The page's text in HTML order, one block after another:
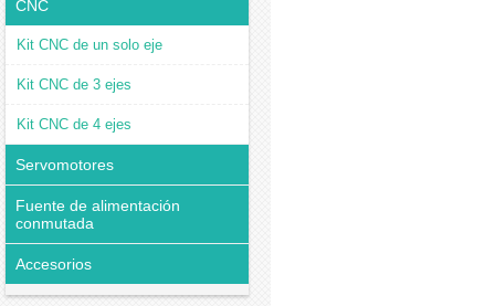
CNC
Kit CNC de un solo eje
Kit CNC de 3 ejes
Kit CNC de 4 ejes
Servomotores
Fuente de alimentación
conmutada
Accesorios